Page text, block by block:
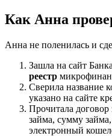
Как Анна
Анна не поленилась и
Зашла на сайт
реестр
Сверила название
указано на сайте
Прочитала
займа, сумму
электронный